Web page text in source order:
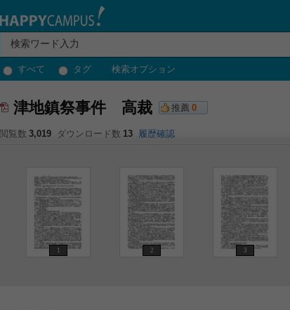
すべて タグ 検索オプション
津地鎮祭事件 高裁 推薦 0
閲覧数 3,019 ダウンロード数 13 履歴確認
1 2 3